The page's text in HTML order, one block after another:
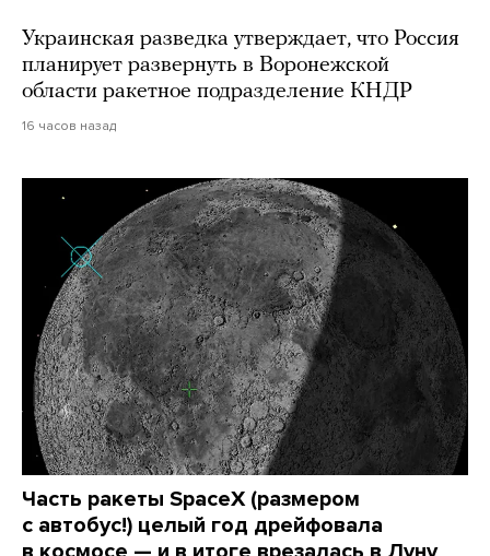
Украинская разведка утверждает, что Россия
планирует развернуть в Воронежской
области ракетное подразделение КНДР
16 часов назад
Часть ракеты SpaceX (размером
с автобус!) целый год дрейфовала